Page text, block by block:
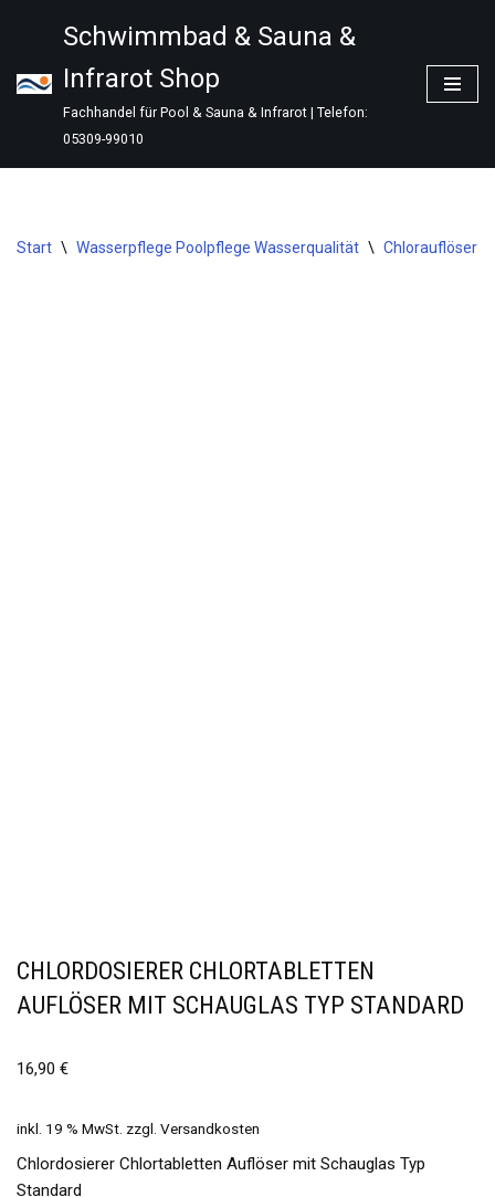
Inhalt
springen
Schwimmbad & Sauna &
Infrarot Shop
Fachhandel für Pool & Sauna & Infrarot | Telefon:
05309-99010
Start \ Wasserpflege Poolpflege Wasserqualität \ Chlorauflöser
CHLORDOSIERER CHLORTABLETTEN
AUFLÖSER MIT SCHAUGLAS TYP STANDARD
16,90 €
inkl. 19 % MwSt. zzgl. Versandkosten
Chlordosierer Chlortabletten Auflöser mit Schauglas Typ
Standard